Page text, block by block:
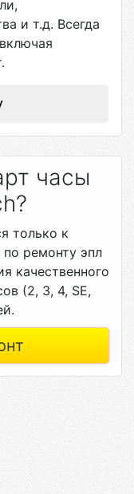
и т.д. Всегда
часы
только к
ремонту эпл
качественного
(2, 3, 4, SE,